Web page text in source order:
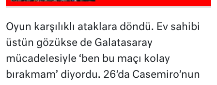
Oyun karşılıklı ataklara döndü. Ev sahibi
üstün gözükse de Galatasaray
mücadelesiyle ‘ben bu maçı kolay
bırakmam’ diyordu. 26’da Casemiro’nun